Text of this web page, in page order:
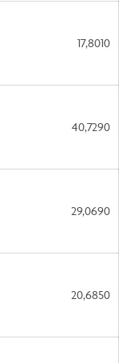
17,8010
40,7290
29,0690
20,6850